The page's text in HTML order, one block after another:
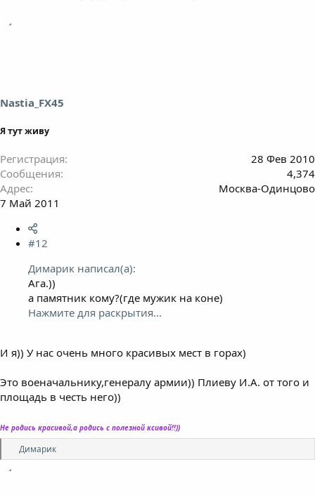
Nastia_FX45
Я тут живу
Регистрация
28 Фев 2010
Сообщения
4,374
Адрес
Москва-Одинцово
7 Май 2011
#12
Димарик написал(а):
Ага.))
а памятник кому?(где мужик на коне)
Нажмите для раскрытия...
И я)) У нас очень много красивых мест в горах)
Это военачальнику,генералу армии)) Плиеву И.А. от того и
площадь в честь него))
Не родись красивой,а родись с полезной ксивой!!))
Р
е
Димарик